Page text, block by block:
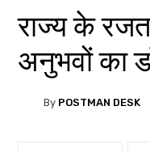
राज्य के
अनुभवों का
By POSTMAN DESK